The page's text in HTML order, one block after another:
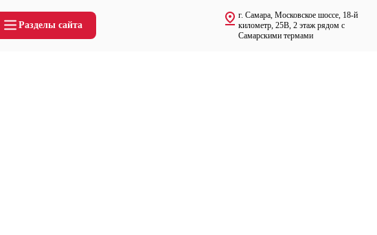
Разделы сайта
г. Самара, Московское шоссе, 18-й
километр, 25В, 2 этаж рядом с
Самарскими термами